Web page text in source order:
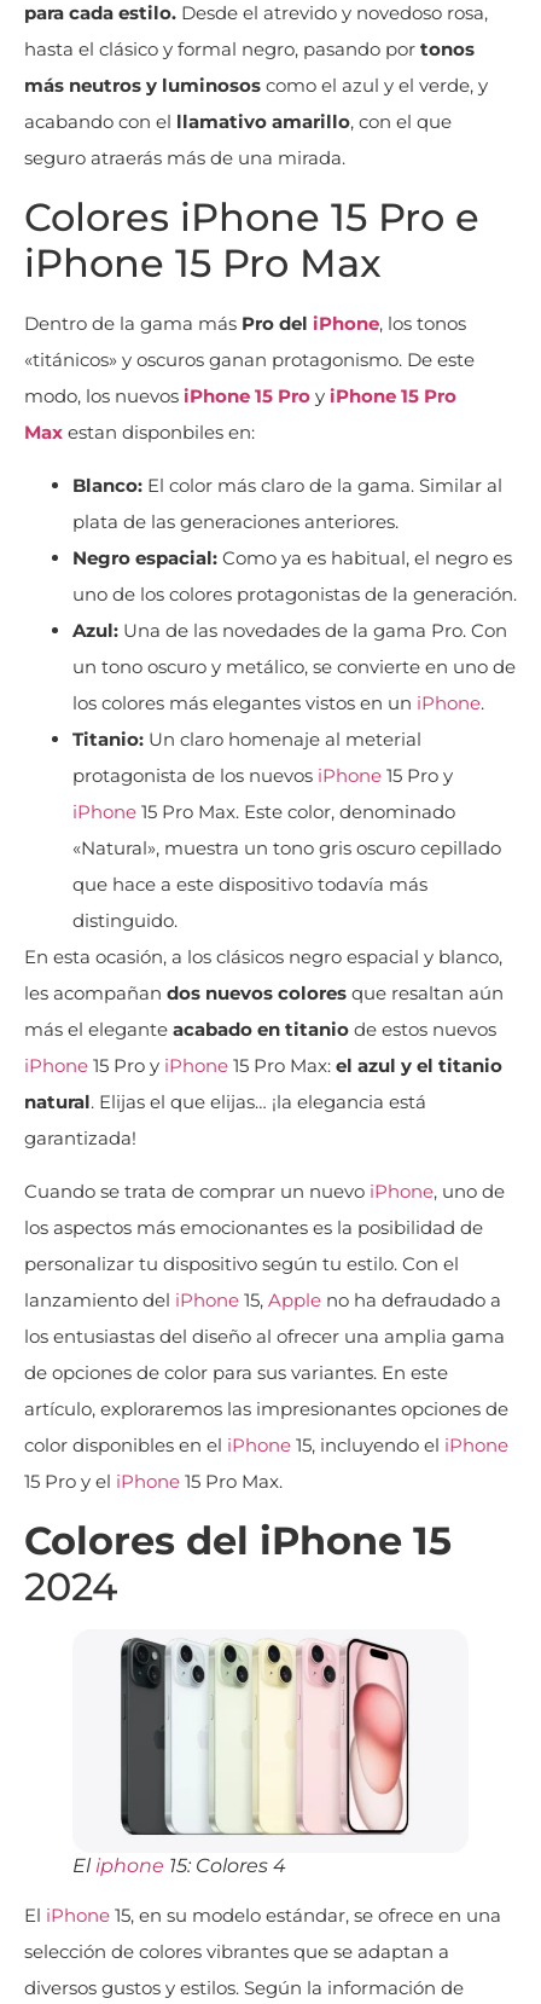
para cada estilo. Desde el atrevido y novedoso rosa,
hasta el clásico y formal negro, pasando por tonos
más neutros y luminosos como el azul y el verde, y
acabando con el llamativo amarillo, con el que
seguro atraerás más de una mirada.
Colores iPhone 15 Pro e
iPhone 15 Pro Max
Dentro de la gama más Pro del iPhone, los tonos
«titánicos» y oscuros ganan protagonismo. De este
modo, los nuevos iPhone 15 Pro y iPhone 15 Pro
Max estan disponbiles en:
Blanco: El color más claro de la gama. Similar al
plata de las generaciones anteriores.
Negro espacial: Como ya es habitual, el negro es
uno de los colores protagonistas de la generación.
Azul: Una de las novedades de la gama Pro. Con
un tono oscuro y metálico, se convierte en uno de
los colores más elegantes vistos en un iPhone.
Titanio: Un claro homenaje al meterial
protagonista de los nuevos iPhone 15 Pro y
iPhone 15 Pro Max. Este color, denominado
«Natural», muestra un tono gris oscuro cepillado
que hace a este dispositivo todavía más
distinguido.
En esta ocasión, a los clásicos negro espacial y blanco,
les acompañan dos nuevos colores que resaltan aún
más el elegante acabado en titanio de estos nuevos
iPhone 15 Pro y iPhone 15 Pro Max: el azul y el titanio
natural. Elijas el que elijas… ¡la elegancia está
garantizada!
Cuando se trata de comprar un nuevo iPhone, uno de
los aspectos más emocionantes es la posibilidad de
personalizar tu dispositivo según tu estilo. Con el
lanzamiento del iPhone 15, Apple no ha defraudado a
los entusiastas del diseño al ofrecer una amplia gama
de opciones de color para sus variantes. En este
artículo, exploraremos las impresionantes opciones de
color disponibles en el iPhone 15, incluyendo el iPhone
15 Pro y el iPhone 15 Pro Max.
Colores del iPhone 15
2024
El iphone 15: Colores 4
El iPhone 15, en su modelo estándar, se ofrece en una
selección de colores vibrantes que se adaptan a
diversos gustos y estilos. Según la información de